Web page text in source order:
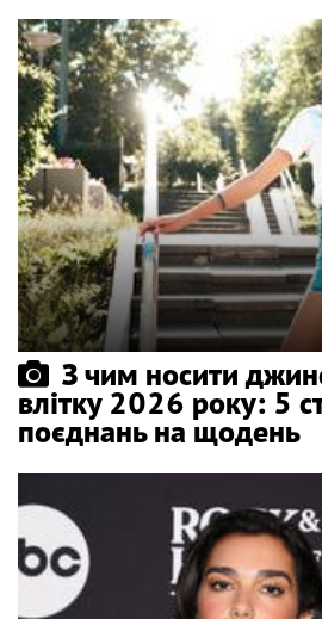
З чим носити
влітку 2026 року: 5
поєднань на щодень